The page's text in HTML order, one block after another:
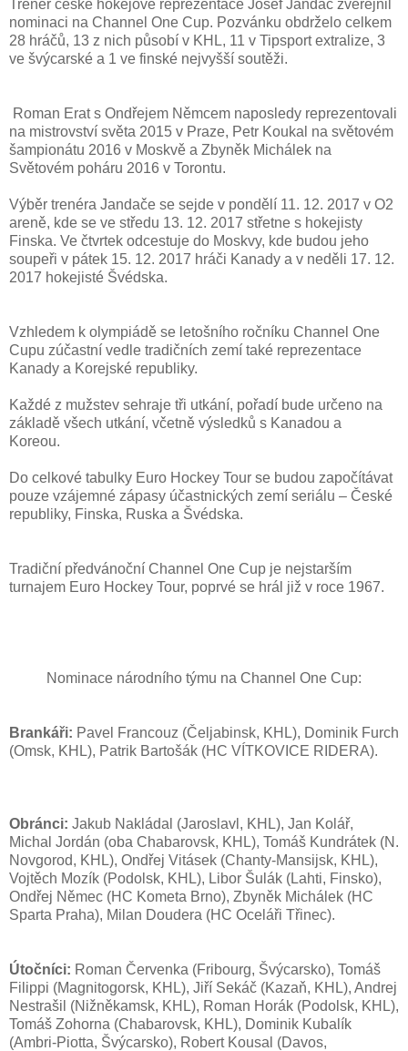
Trenér české hokejové reprezentace Josef Jandač zveřejnil
nominaci na Channel One Cup. Pozvánku obdrželo celkem
28 hráčů, 13 z nich působí v KHL, 11 v Tipsport extralize, 3
ve švýcarské a 1 ve finské nejvyšší soutěži.
Roman Erat s Ondřejem Němcem naposledy reprezentovali
na mistrovství světa 2015 v Praze, Petr Koukal na světovém
šampionátu 2016 v Moskvě a Zbyněk Michálek na
Světovém poháru 2016 v Torontu.
Výběr trenéra Jandače se sejde v pondělí 11. 12. 2017 v O2
areně, kde se ve středu 13. 12. 2017 střetne s hokejisty
Finska. Ve čtvrtek odcestuje do Moskvy, kde budou jeho
soupeři v pátek 15. 12. 2017 hráči Kanady a v neděli 17. 12.
2017 hokejisté Švédska.
Vzhledem k olympiádě se letošního ročníku Channel One
Cupu zúčastní vedle tradičních zemí také reprezentace
Kanady a Korejské republiky.
Každé z mužstev sehraje tři utkání, pořadí bude určeno na
základě všech utkání, včetně výsledků s Kanadou a
Koreou.
Do celkové tabulky Euro Hockey Tour se budou započítávat
pouze vzájemné zápasy účastnických zemí seriálu – České
republiky, Finska, Ruska a Švédska.
Tradiční předvánoční Channel One Cup je nejstarším
turnajem Euro Hockey Tour, poprvé se hrál již v roce 1967.
Nominace národního týmu na Channel One Cup:
Brankáři: Pavel Francouz (Čeljabinsk, KHL), Dominik Furch
(Omsk, KHL), Patrik Bartošák (HC VÍTKOVICE RIDERA).
Obránci: Jakub Nakládal (Jaroslavl, KHL), Jan Kolář,
Michal Jordán (oba Chabarovsk, KHL), Tomáš Kundrátek (N.
Novgorod, KHL), Ondřej Vitásek (Chanty-Mansijsk, KHL),
Vojtěch Mozík (Podolsk, KHL), Libor Šulák (Lahti, Finsko),
Ondřej Němec (HC Kometa Brno), Zbyněk Michálek (HC
Sparta Praha), Milan Doudera (HC Oceláři Třinec).
Útočníci: Roman Červenka (Fribourg, Švýcarsko), Tomáš
Filippi (Magnitogorsk, KHL), Jiří Sekáč (Kazaň, KHL), Andrej
Nestrašil (Nižněkamsk, KHL), Roman Horák (Podolsk, KHL),
Tomáš Zohorna (Chabarovsk, KHL), Dominik Kubalík
(Ambri-Piotta, Švýcarsko), Robert Kousal (Davos,